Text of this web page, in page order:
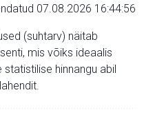
07.08.2026 16:44:56
(suhtarv) näitab
mis võiks ideaalis
hinnangu abil